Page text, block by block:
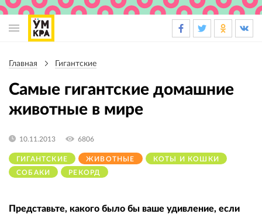
навигация
навигации
Главная Гигантские
Самые гигантские домашние
животные в мире
ГИГАНТСКИЕ ЖИВОТНЫЕ
КОТЫ И КОШКИ
СОБАКИ
РЕКОРД
10.11.2013 6806
Представьте, какого было бы ваше удивление, если